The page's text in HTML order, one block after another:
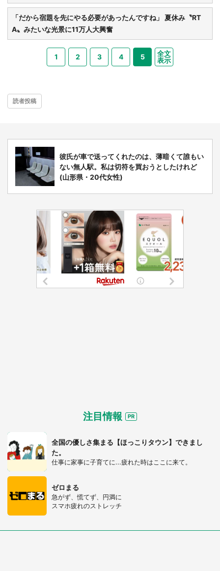
「だから宿題を先にやる必要があったんですね」 夏休み〝RT
A〟みたいな光景に11万人大興奮
1 2 3 4 5
全文
表示
読者投稿
彼氏が車で送ってくれたのは、薄暗くて誰もい
ない無人駅。私は切符を買おうとしたけれど
(山形県・20代女性)
注目情報
全国の優しさ集まる【ほっこりタウン】できまし
た。
仕事に家事に子育てに...疲れた時はここに来て。
ゼロまる
急がず、慌てず、円満に
スマホ疲れのストレッチ